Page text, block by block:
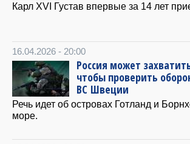
Карл XVI Густав впервые за 14 лет
16.04.2026 - 20:00
Россия может
чтобы проверить
ВС Швеции
Речь идет об островах Готланд и
море.